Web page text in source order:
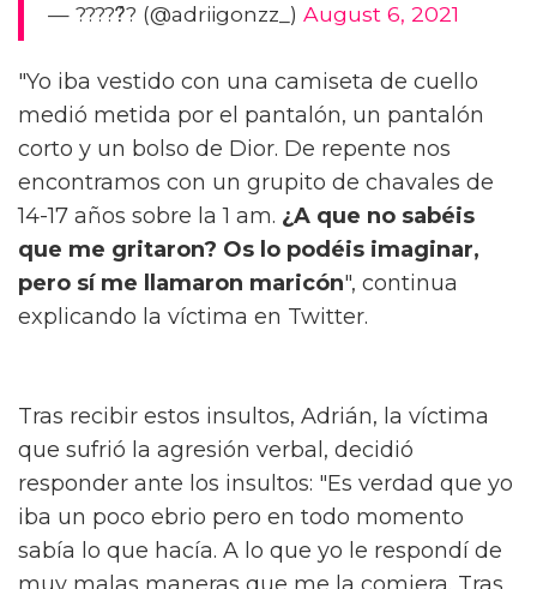
— ?????́? (@adriigonzz_) August 6, 2021
"Yo iba vestido con una camiseta de cuello
medió metida por el pantalón, un pantalón
corto y un bolso de Dior. De repente nos
encontramos con un grupito de chavales de
14-17 años sobre la 1 am. ¿A que no sabéis
que me gritaron? Os lo podéis imaginar,
pero sí me llamaron maricón", continua
explicando la víctima en Twitter.
Tras recibir estos insultos, Adrián, la víctima
que sufrió la agresión verbal, decidió
responder ante los insultos: "Es verdad que yo
iba un poco ebrio pero en todo momento
sabía lo que hacía. A lo que yo le respondí de